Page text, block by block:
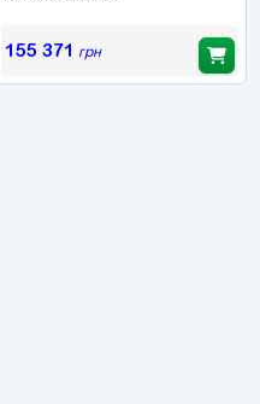
155 371 грн